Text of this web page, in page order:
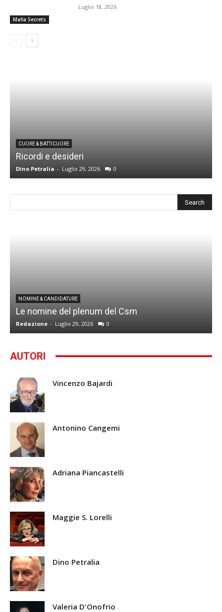
Mafia Secrets
Luglio 18, 2026
CUORE & BATTICUORE
Ricordi e desideri
Dino Petralia - Luglio 29, 2026 0
NOMINE & CANDIDATURE
Le nomine del plenum del Csm
Redazione - Luglio 29, 2026 0
AUTORI
Vincenzo Bajardi
Antonino Cangemi
Adriana Piancastelli
Maggie S. Lorelli
Dino Petralia
Valeria D'Onofrio